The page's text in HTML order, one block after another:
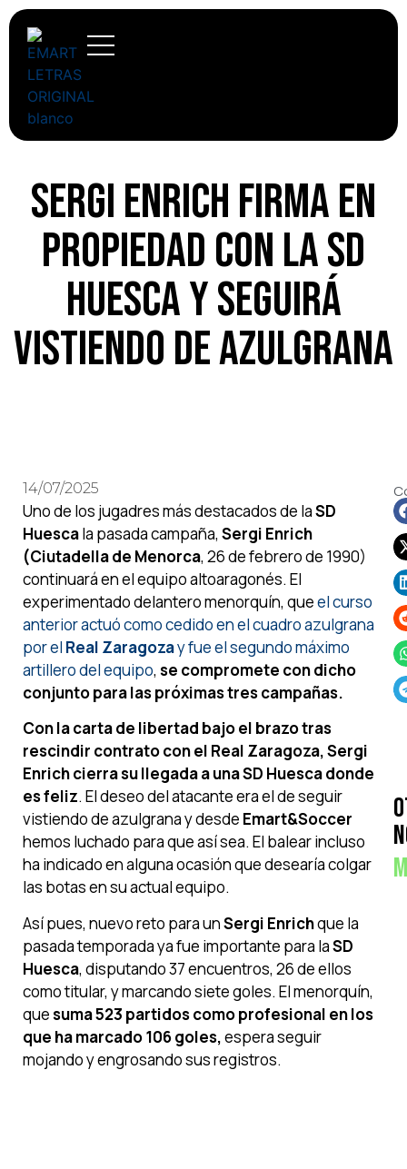
Sergi Enrich firma en
propiedad con la SD
Huesca y seguirá
vistiendo de azulgrana
14/07/2025
Uno de los jugadres más destacados de laSD
Huescala pasada campaña, Sergi Enrich
(Ciutadella de Menorca, 26 de febrero de 1990)
continuará en el equipo altoaragonés. El
experimentado delantero menorquín, queel curso
anterior actuó como cedido en el cuadro azulgrana
por el Real Zaragozay fue el segundo máximo
artillero del equipo, se compromete con dicho
conjunto para las próximas tres campañas.
Con la carta de libertad bajo el brazo tras
rescindir contrato con el Real Zaragoza, Sergi
Enrich cierra su llegada a una SD Huesca donde
es feliz. El deseo del atacante era el de seguir
vistiendo de azulgrana y desde Emart&Soccer
hemos luchado para que así sea. El balear incluso
ha indicado en alguna ocasión que desearía colgar
las botas en su actual equipo.
Así pues, nuevo reto para unSergi Enrichque la
pasada temporada ya fue importante para laSD
Huesca, disputando 37 encuentros, 26 de ellos
como titular, y marcando siete goles. El menorquín,
quesuma 523 partidos como profesional en los
que ha marcado 106 goles,espera seguir
mojando y engrosando sus registros.